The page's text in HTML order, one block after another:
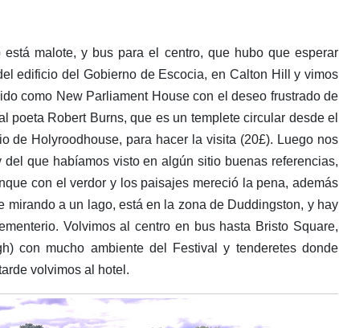
malote, y bus para el centro, que hubo que esperar
edificio del Gobierno de Escocia, en Calton Hill y vimos
como New Parliament House con el deseo frustrado de
poeta Robert Burns, que es un templete circular desde el
de Holyroodhouse, para hacer la visita (20£). Luego nos
que habíamos visto en algún sitio buenas referencias,
con el verdor y los paisajes mereció la pena, además
a un lago, está en la zona de Duddingston, y hay
Volvimos al centro en bus hasta Bristo Square,
con mucho ambiente del Festival y tenderetes donde
volvimos al hotel.